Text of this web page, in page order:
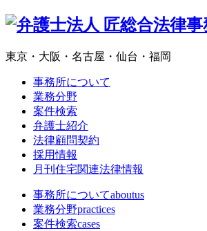
東京・大阪・名古屋・仙台・福岡
事務所について
業務分野
案件検索
弁護士紹介
法律顧問契約
採用情報
月刊住宅関連法律情報
事務所についてaboutus
業務分野practices
案件検索cases